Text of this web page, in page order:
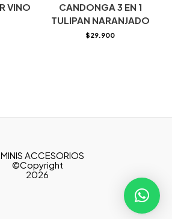
VINO
CANDONGA 3 EN 1
TULIPAN NARANJADO
$29.900
ACCESORIOS
©Copyright
2026